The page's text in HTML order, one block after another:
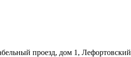
проезд, дом 1,